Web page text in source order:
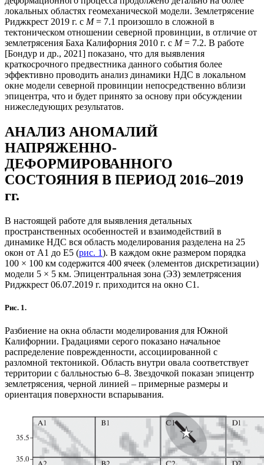
локальных областях геомеханической модели. Землетрясение
Риджкрест 2019 г. с М= 7.1 произошло в сложной в
тектоническом отношении северной провинции, в отличие от
землетрясения Баха Калифорния 2010 г. c М= 7.2. В работе
[Бондур и др., 2021] показано, что для выявления
краткосрочного предвестника данного события более
эффективно проводить анализ динамики НДС в локальном
окне модели северной провинции непосредственно вблизи
эпицентра, что и будет принято за основу при обсуждении
нижеследующих результатов.
АНАЛИЗ АНОМАЛИЙ
НАПРЯЖЕННО-
ДЕФОРМИРОВАННОГО
СОСТОЯНИЯ В ПЕРИОД 2016–2019
гг.
В настоящей работе для выявления детальных
пространственных особенностей и взаимодействий в
динамике НДС вся область моделирования разделена на 25
окон от А1 до Е5 (рис. 1). В каждом окне размером порядка
100 × 100 км содержится 400 ячеек (элементов дискретизации)
модели 5 × 5 км. Эпицентральная зона (ЭЗ) землетрясения
Риджкрест 06.07.2019 г. приходится на окно С1.
Рис. 1.
Разбиение на окна области моделирования для Южной
Калифорнии. Градациями серого показано начальное
распределение поврежденности, ассоциированной с
разломной тектоникой. Область внутри овала соответствует
территории с балльностью 6–8. Звездочкой показан эпицентр
землетрясения, черной линией – примерные размеры и
ориентация поверхности вспарывания.